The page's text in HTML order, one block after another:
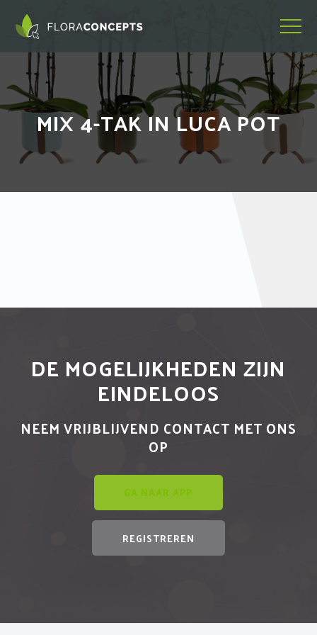
MIX 4-TAK IN LUCA POT
DE MOGELIJKHEDEN ZIJN
EINDELOOS
NEEM VRIJBLIJVEND CONTACT MET ONS
OP
GA NAAR APP
REGISTREREN